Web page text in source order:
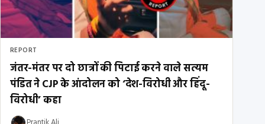
REPORT
जंतर-मंतर पर दो छात्रों की पिटाई करने वाले सत्यम
पंडित ने CJP के आंदोलन को ‘देश-विरोधी और हिंदू-
विरोधी’ कहा